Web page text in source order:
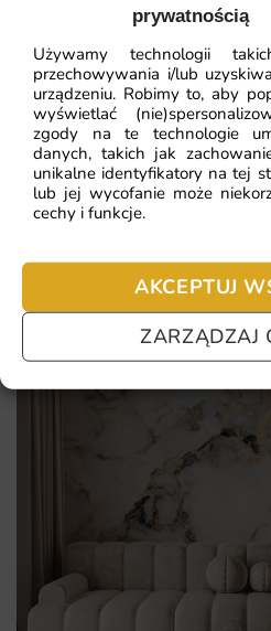
prywatnością
Używamy technologii
przechowywania i/lub
urządzeniu. Robimy to, aby
wyświetlać
zgody na te technologie
danych, takich jak
unikalne identyfikatory na tej
lub jej wycofanie może
cechy i funkcje.
AKCEPTUJ
ZARZĄDZAJ
przemienia zwykłą ścianę w
Unikalny motyw rybka
wnętrza i jego nastrój.
Realizacja na wymiar z
do każdej ściany.
Ekologiczne tusze i
Szybka wysyłka i prosty
dołączonej do zamówienia.
ZOBACZ
Najczęściej
Pomagamy i doradzamy przy
nie chcesz czekać – sprawdź